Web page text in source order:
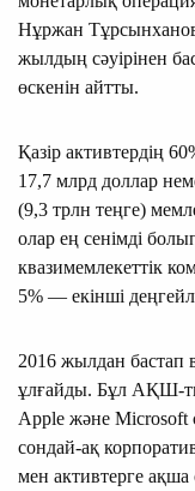
Нұржан
жылдың сәуірінен
өскенін айтты.
Қазір активтердің
17,7 млрд доллар
(9,3 трлн теңге)
олар ең сенімді
квазимемлекеттік
5% — екінші
2016 жылдан бастап
ұлғайды. Бұл АҚШ-
Apple және Microsoft
сондай-ақ
мен активтерге ақша